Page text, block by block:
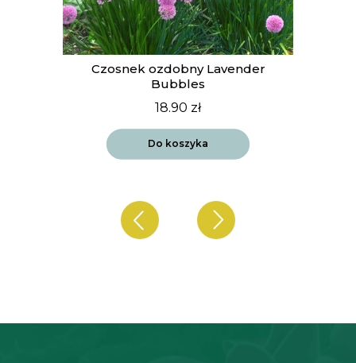
Czosnek ozdobny Lavender
Bubbles
18.90 zł
Do koszyka